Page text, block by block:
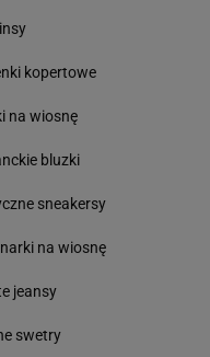
kopertowe
na wiosnę
bluzki
sneakersy
na wiosnę
jeansy
swetry